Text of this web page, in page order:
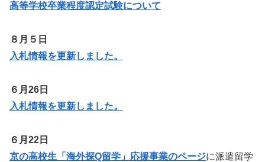
高等学校卒業程度認定試験について
８月５日
入札情報を更新しました。
６月26日
入札情報を更新しました。
６月22日
京の高校生「海外探Q留学」応援事業のページに派遣留学